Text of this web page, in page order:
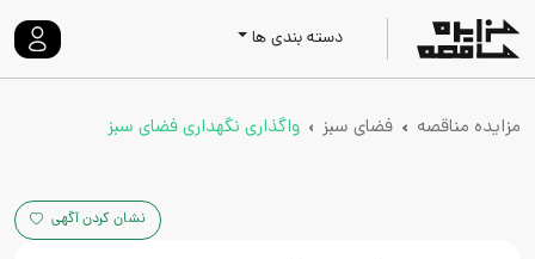
دسته بندی ها
مزایده مناقصه فضای سبز واگذاری نگهداری فضای سبز
نشان کردن آگهی